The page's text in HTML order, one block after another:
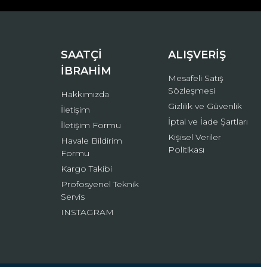
Bu ürüne benzer farklı alternatifler olmalı.
SAATÇİ
İBRAHİM
Hakkımızda
İletişim
İletişim Formu
Havale Bildirim
Formu
Kargo Takibi
Profosyenel Teknik
Servis
INSTAGRAM
ALIŞVERİŞ
Mesafeli Satış
Sözleşmesi
Gizlilik ve Güvenlik
İptal ve İade Şartları
Kişisel Veriler
Politikası